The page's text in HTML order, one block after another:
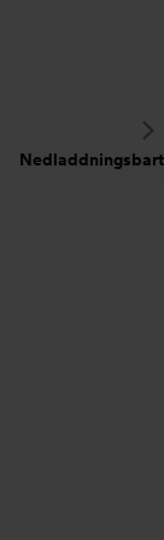
Nedladdningsbart